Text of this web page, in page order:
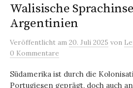
Walisische
Argentinien
Veröffentlicht am 20. Juli 2025 von
0 Kommentare
Südamerika ist durch die
Portugiesen geprägt, doch auch